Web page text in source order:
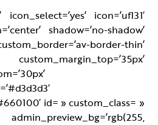
icon=’uf131′
shadow=’no-shadow’
border-thin’
custom_margin_top=’35px’
id= » custom_class= »
admin_preview_bg=’rgb(255,